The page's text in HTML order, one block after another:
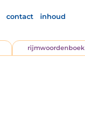
contact inhoud
rijmwoordenboek